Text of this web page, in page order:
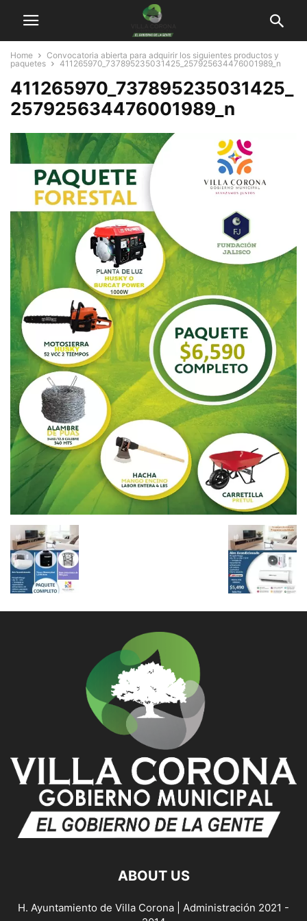
Home
Convocatoria abierta para adquirir los siguientes productos y
paquetes
411265970_737895235031425_257925634476001989_n
411265970_737895235031425_
257925634476001989_n
ABOUT US
H. Ayuntamiento de Villa Corona | Administración 2021 -